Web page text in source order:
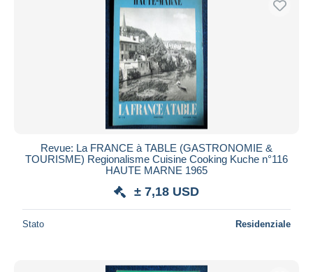
Revue: La FRANCE à TABLE (GASTRONOMIE &
TOURISME) Regionalisme Cuisine Cooking Kuche n°116
HAUTE MARNE 1965
± 7,18 USD
Stato Residenziale